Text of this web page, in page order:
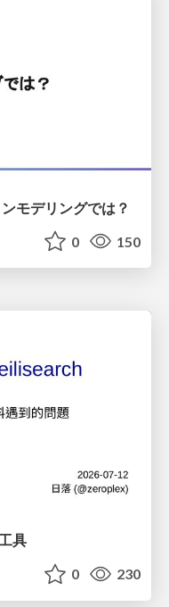
モデリングでは？
0 150
具
0 230